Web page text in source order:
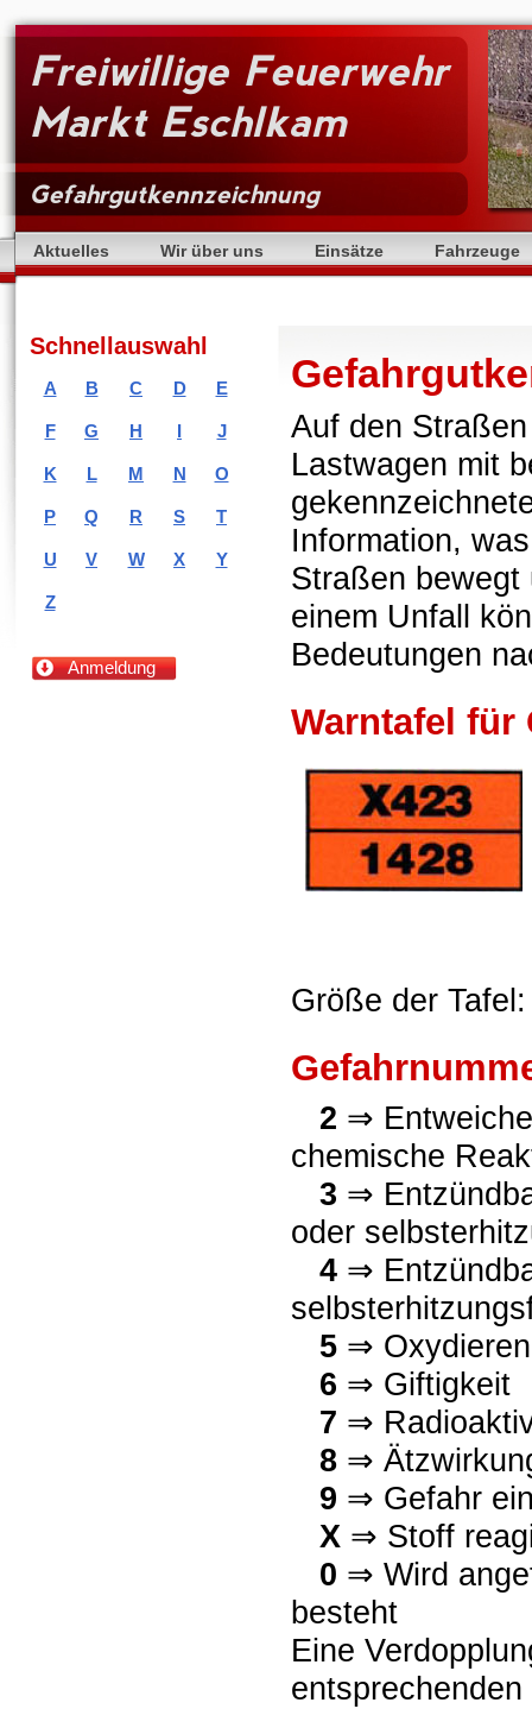
Freiwillige Feuerwehr
Markt Eschlkam
Gefahrgutkennzeichnung
Aktuelles Wir über uns Einsätze Fahrzeuge
Auf den
Lastwagen mit
Information,
Straßen bewegt
einem Unfall
Bedeutungen
Warntafel für
Größe der
2 ⇒
chemische
3 ⇒
oder
4 ⇒
5 ⇒
6 ⇒ Giftigkeit
7 ⇒
8 ⇒
9 ⇒ Gefahr
X ⇒ Stoff
0 ⇒ Wird
besteht
Eine
Schnellauswahl
A B C D E
F G H I J
K L M N O
P Q R S T
U V W X Y
Z
Anmeldung